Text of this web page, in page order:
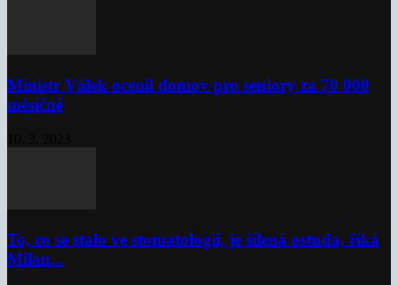
Ministr Válek ocenil domov pro seniory za 70 000
měsíčně
To, co se stalo ve stomatologii, je šílená ostuda, říká
Milan...